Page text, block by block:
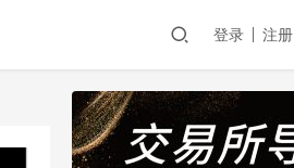
登录 注册